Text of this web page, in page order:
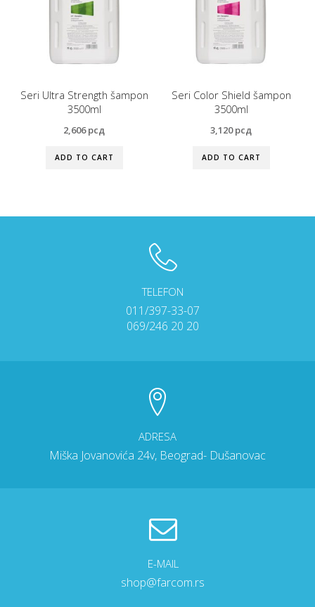
Seri Ultra Strength šampon
3500ml
2,606рсд
ADD TO CART
Seri Color Shield šampon
3500ml
3,120рсд
ADD TO CART
TELEFON
011/397-33-07
069/246 20 20
ADRESA
Miška Jovanovića 24v, Beograd- Dušanovac
E-MAIL
shop@farcom.rs